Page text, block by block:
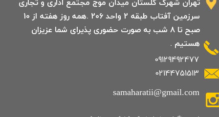
09129492477
02144751513
سرزمین آفتاب طبقه 2 واحد 206 .همه روز هفته از 10
صبح تا 8 شب به صورت حضوری پذیرای شما عزیزان
هستیم .
samaharatii@gmail.com